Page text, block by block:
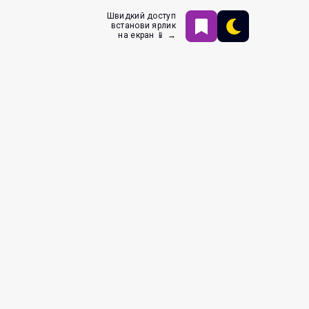
Швидкий доступ
встанови ярлик
на екран 📱 →